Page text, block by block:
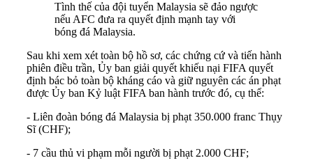
Tình thế của đội tuyển Malaysia sẽ đảo ngược
nếu AFC đưa ra quyết định mạnh tay với
bóng đá Malaysia.
Sau khi xem xét toàn bộ hồ sơ, các chứng cứ và tiến hành
phiên điều trần, Ủy ban giải quyết khiếu nại FIFA quyết
định bác bỏ toàn bộ kháng cáo và giữ nguyên các án phạt
được Ủy ban Kỷ luật FIFA ban hành trước đó, cụ thể:
- Liên đoàn bóng đá Malaysia bị phạt 350.000 franc Thụy
Sĩ (CHF);
- 7 cầu thủ vi phạm mỗi người bị phạt 2.000 CHF;